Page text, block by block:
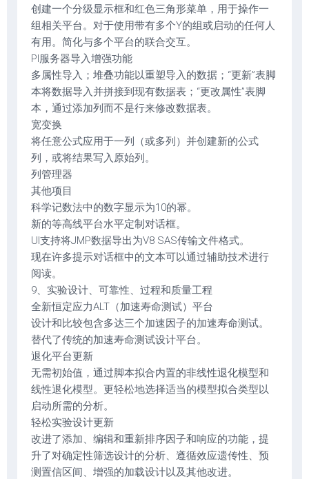
创建一个分级显示框和红色三角形菜单，用于操作一
组相关平台。对于使用带有多个Y的组或启动的任何人
有用。简化与多个平台的联合交互。
PI服务器导入增强功能
多属性导入；堆叠功能以重塑导入的数据；“更新”表脚
本将数据导入并拼接到现有数据表；“更改属性”表脚
本，通过添加列而不是行来修改数据表。
宽变换
将任意公式应用于一列（或多列）并创建新的公式
列，或将结果写入原始列。
列管理器
其他项目
科学记数法中的数字显示为10的幂。
新的等高线平台水平定制对话框。
UI支持将JMP数据导出为V8 SAS传输文件格式。
现在许多提示对话框中的文本可以通过辅助技术进行
阅读。
9、实验设计、可靠性、过程和质量工程
全新恒定应力ALT（加速寿命测试）平台
设计和比较包含多达三个加速因子的加速寿命测试。
替代了传统的加速寿命测试设计平台。
退化平台更新
无需初始值，通过脚本拟合内置的非线性退化模型和
线性退化模型。更轻松地选择适当的模型拟合类型以
启动所需的分析。
轻松实验设计更新
改进了添加、编辑和重新排序因子和响应的功能，提
升了对确定性筛选设计的分析、遵循效应遗传性、预
测置信区间、增强的加载设计以及其他改进。